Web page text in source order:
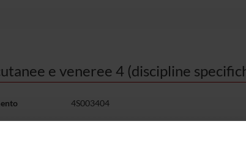
e veneree 4 (discipline
4S003404